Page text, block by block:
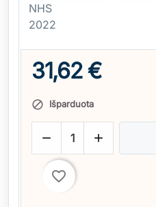
NHS
2022
31,62 €
 Išparduota
 
favorite_border